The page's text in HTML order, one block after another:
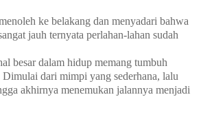
ke belakang dan menyadari bahwa
jauh ternyata perlahan-lahan sudah
besar dalam hidup memang tumbuh
Dimulai dari mimpi yang sederhana, lalu
akhirnya menemukan jalannya menjadi